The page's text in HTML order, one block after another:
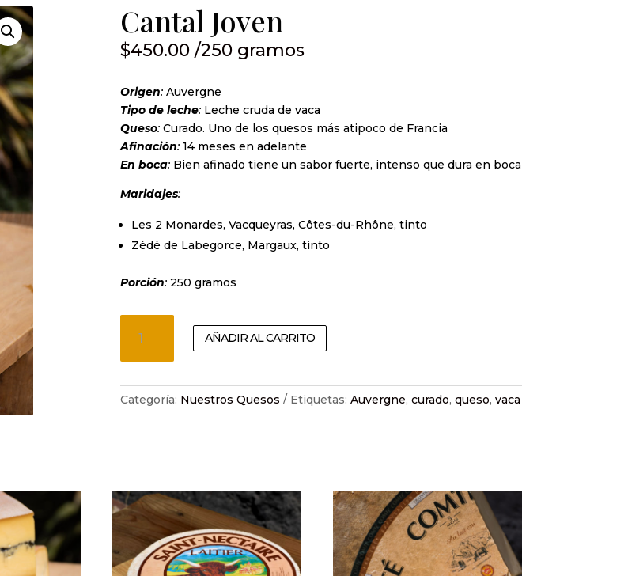
Cantal Joven
$450.00 /250 gramos
Origen:Auvergne
Tipo de leche:Leche cruda de vaca
Queso:Curado. Uno de los quesos más atipoco de Francia
Afinación:14 meses en adelante
En boca:Bien afinado tiene un sabor fuerte, intenso que dura en boca
Maridajes:
Les 2 Monardes, Vacqueyras, Côtes-du-Rhône, tinto
Zédé de Labegorce, Margaux, tinto
Porción:250 gramos
Joven
cantidad
AÑADIR AL CARRITO
Categoría: Nuestros Quesos Etiquetas: Auvergne, curado, queso, vaca